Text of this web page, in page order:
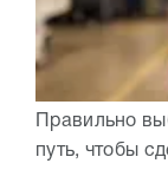
Правильно
путь, чтобы